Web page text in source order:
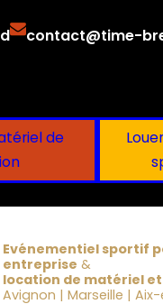
contact@time-
de
Evénementiel sportif
entreprise &
location de matériel
Avignon | Marseille |